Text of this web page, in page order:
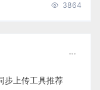
3864
步上传工具推荐